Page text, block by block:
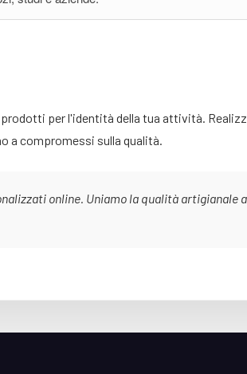
per l'identità della tua attività.
a compromessi sulla qualità.
online. Uniamo la qualità artigianale